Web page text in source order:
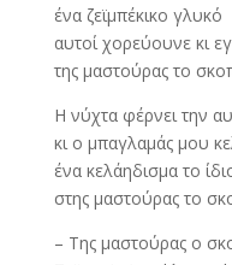
ένα ζεϊμπέκικο γλυκό
αυτοί χορεύουνε κι
της μαστούρας το
Η νύχτα φέρνει την
κι ο μπαγλαμάς μου
ένα κελάηδισμα το
στης μαστούρας το
– Της μαστούρας ο